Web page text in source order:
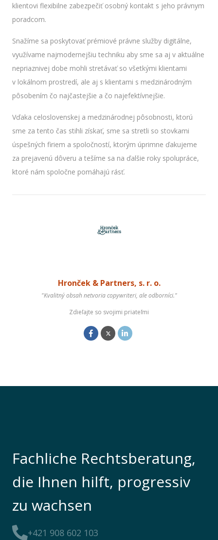
klientovi flexibilne zabezpečiť osobný kontakt s jeho právnym
poradcom.
Snažíme sa poskytovať prémiové právne služby digitálne,
využívame najmodernejšiu techniku aby sme sa aj v aktuálne
nepriaznivej dobe mohli stretávať so všetkými klientami
v lokálnom prostredí, ale aj s klientami s medzinárodným
pôsobením čo najčastejšie a čo najefektívnejšie.
Vďaka celoslovenskej a medzinárodnej pôsobnosti, ktorú
sme za tento čas stihli získať, sme sa stretli so stovkami
úspešných firiem a spoločností, ktorým úprimne ďakujeme
za prejavenú dôveru a tešíme sa na ďalšie roky spolupráce,
ktoré nám spoločne pomáhajú rásť.
Hronček & Partners, s. r. o.
"Kvalitný obsah netvoria copywriteri, ale odborníci."
Zdieľajte so svojimi priateľmi
Fachliche Rechtsberatung,
die Ihnen hilft, progressiv
zu wachsen
+421 908 602 103